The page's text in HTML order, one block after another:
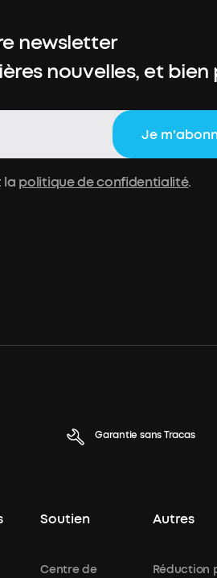
newsletter
nouvelles, et bien
Je
la politique de confidentialité.
Garantie sans Tracas
Soutien
Centre de
Autres
Réduction